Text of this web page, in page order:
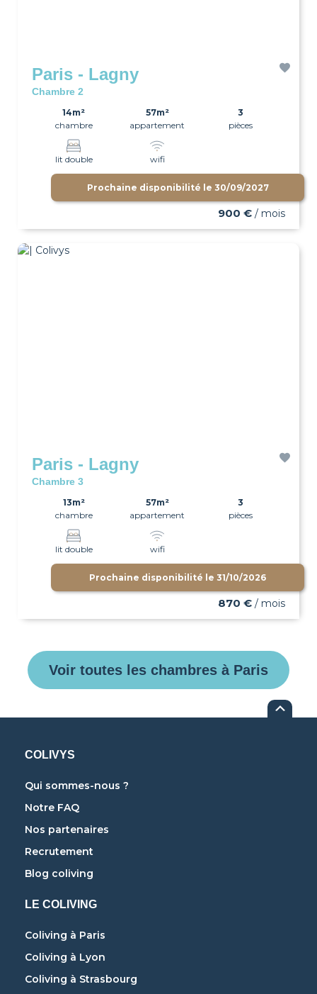
Paris - Lagny
Chambre 2
14m²
chambre
57m²
appartement
3
pièces
lit double wifi
Prochaine disponibilité le 30/09/2027
900 € / mois
Paris - Lagny
Chambre 3
13m²
chambre
57m²
appartement
3
pièces
lit double wifi
Prochaine disponibilité le 31/10/2026
870 € / mois
Voir toutes les chambres à Paris
COLIVYS
Qui sommes-nous ?
Notre FAQ
Nos partenaires
Recrutement
Blog coliving
LE COLIVING
Coliving à Paris
Coliving à Lyon
Coliving à Strasbourg